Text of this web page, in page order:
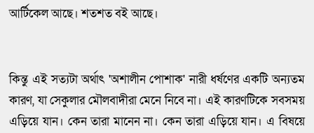
আর্টিকেল আছে। শতশত বই আছে।
কিন্তু এই সত্যটা অর্থাৎ 'অশালীন পোশাক' নারী ধর্ষণের একটি অন্যতম
কারণ, যা সেকুলার মৌলবাদীরা মেনে নিবে না। এই কারণটিকে সবসময়
এড়িয়ে যান। কেন তারা মানেন না। কেন তারা এড়িয়ে যান। এ বিষয়ে